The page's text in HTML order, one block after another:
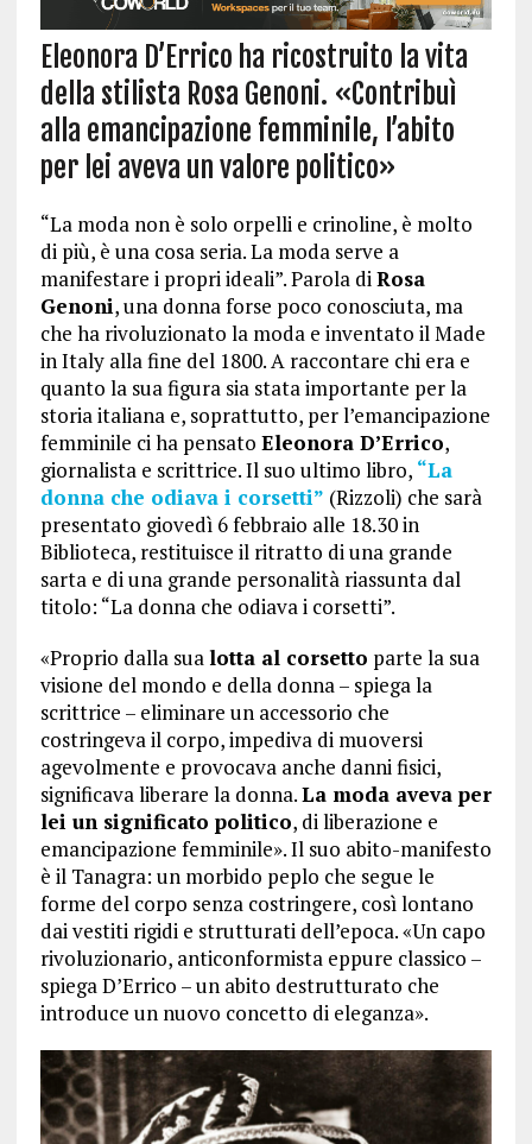
Eleonora D’Errico ha ricostruito la vita
della stilista Rosa Genoni. «Contribuì
alla emancipazione femminile, l’abito
per lei aveva un valore politico»
“La moda non è solo orpelli e crinoline, è molto
di più, è una cosa seria. La moda serve a
manifestare i propri ideali”. Parola diRosa
Genoni, una donna forse poco conosciuta, ma
che ha rivoluzionato la moda e inventato il Made
in Italy alla fine del 1800. A raccontare chi era e
quanto la sua figura sia stata importante per la
storia italiana e, soprattutto, per l’emancipazione
femminile ci ha pensato Eleonora D’Errico,
giornalista e scrittrice. Il suo ultimo libro, “La
donna che odiava i corsetti” (Rizzoli) che sarà
presentato giovedì 6 febbraio alle 18.30 in
Biblioteca, restituisce il ritratto di una grande
sarta e di una grande personalità riassunta dal
titolo: “La donna che odiava i corsetti”.
«Proprio dalla sualotta al corsetto parte la sua
visione del mondo e della donna – spiega la
scrittrice – eliminare un accessorio che
costringeva il corpo, impediva di muoversi
agevolmente e provocava anche danni fisici,
significava liberare la donna.La moda aveva per
lei un significato politico, di liberazione e
emancipazione femminile». Il suo abito-manifesto
è il Tanagra: un morbido peplo che segue le
forme del corpo senza costringere, così lontano
dai vestiti rigidi e strutturati dell’epoca. «Un capo
rivoluzionario, anticonformista eppure classico –
spiega D’Errico – un abito destrutturato che
introduce un nuovo concetto di eleganza».